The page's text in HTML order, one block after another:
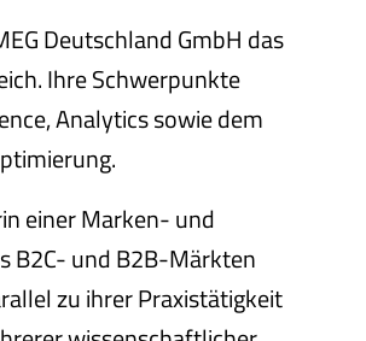
Deutschland GmbH das
Ihre Schwerpunkte
Analytics sowie dem
einer Marken- und
B2C- und B2B-Märkten
zu ihrer Praxistätigkeit